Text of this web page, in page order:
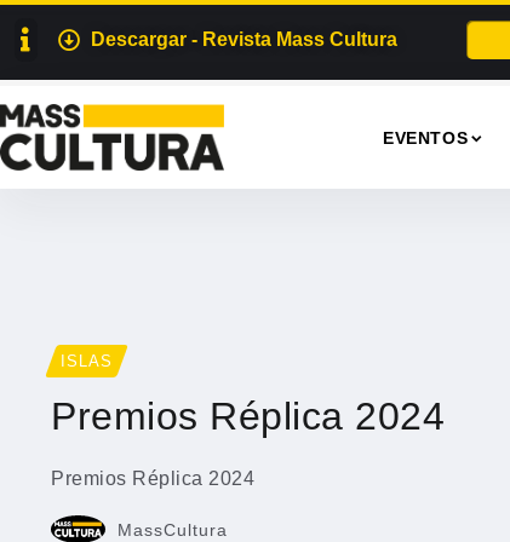
Descargar - Revista Mass Cultura
EVENTOS
ISLAS
Premios Réplica 2024
Premios Réplica 2024
MassCultura